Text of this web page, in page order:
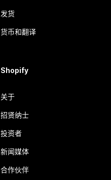
发货
货币和翻译
Shopify
关于
招贤纳士
投资者
新闻媒体
合作伙伴